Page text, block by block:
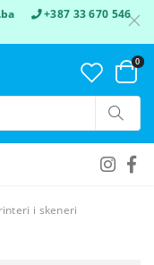
+387 33 670 546
0
i skeneri